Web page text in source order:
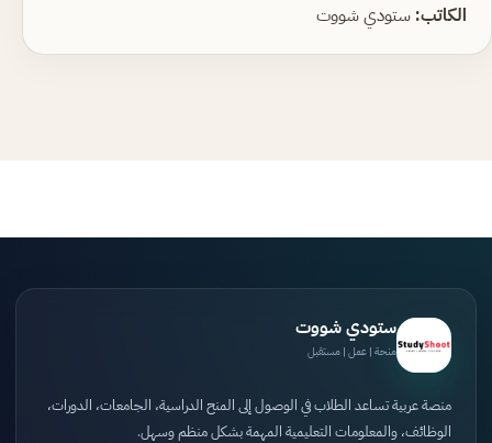
الكاتب: ستودي شووت
ستودي شووت
منحة | عمل | مستقبل
منصة عربية تساعد الطلاب في الوصول إلى المنح الدراسية، الجامعات، الدورات،
الوظائف، والمعلومات التعليمية المهمة بشكل منظم وسهل.